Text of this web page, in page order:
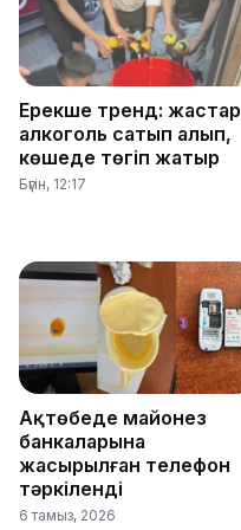
Ерекше тренд: жастар
алкоголь сатып алып,
көшеде төгіп жатыр
Бүгін, 12:17
Ақтөбеде майонез
банкаларына
жасырылған телефон
тәркіленді
6 тамыз, 2026